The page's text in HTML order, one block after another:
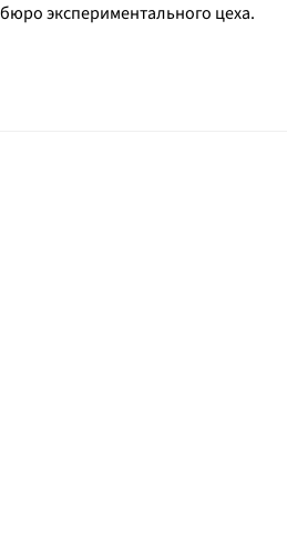
экспериментального цеха.